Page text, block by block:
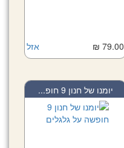
אזל 79.00 ₪
יומנו של חנון 9 חופ...